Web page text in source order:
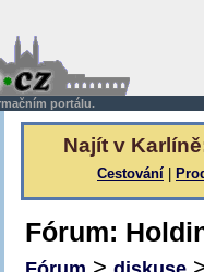
portálu.
Najít v
Cestování
Fórum: